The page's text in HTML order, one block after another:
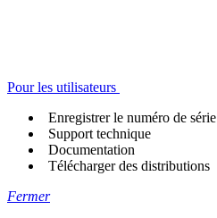
Pour les utilisateurs
Enregistrer le numéro de série
Support technique
Documentation
Télécharger des distributions
Fermer